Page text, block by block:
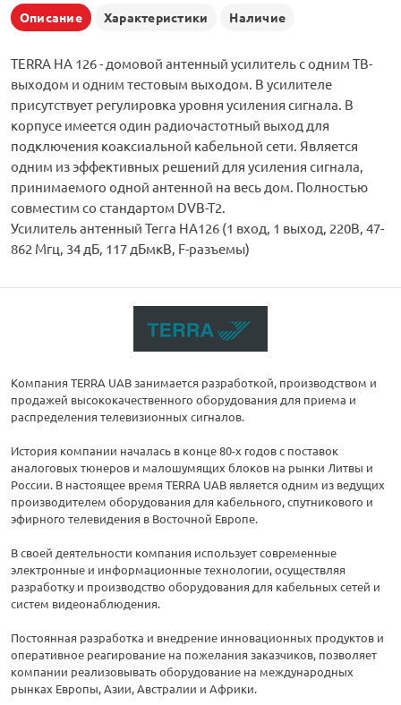
Описание Характеристики Наличие
TERRA HA 126 - домовой антенный усилитель с одним ТВ-
выходом и одним тестовым выходом. В усилителе
присутствует регулировка уровня усиления сигнала. В
корпусе имеется один радиочастотный выход для
подключения коаксиальной кабельной сети. Является
одним из эффективных решений для усиления сигнала,
принимаемого одной антенной на весь дом. Полностью
совместим со стандартом DVB-T2.
Усилитель антенный Terra HA126 (1 вход, 1 выход, 220В, 47-
862 Мгц, 34 дБ, 117 дБмкВ, F-разъемы)
Компания TERRA UAB занимается разработкой, производством и
продажей высококачественного оборудования для приема и
распределения телевизионных сигналов.
История компании началась в конце 80-х годов с поставок
аналоговых тюнеров и малошумящих блоков на рынки Литвы и
России. В настоящее время TERRA UAB является одним из ведущих
производителем оборудования для кабельного, спутникового и
эфирного телевидения в Восточной Европе.
В своей деятельности компания использует современные
электронные и информационные технологии, осуществляя
разработку и производство оборудования для кабельных сетей и
систем видеонаблюдения.
Постоянная разработка и внедрение инновационных продуктов и
оперативное реагирование на пожелания заказчиков, позволяет
компании реализовывать оборудование на международных
рынках Европы, Азии, Австралии и Африки.